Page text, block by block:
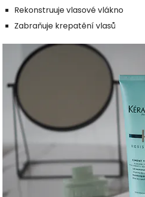
Rekonstruuje vlasové vlákno
Zabraňuje krepatění vlasů